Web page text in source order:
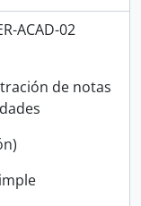
ACAD-02
de notas